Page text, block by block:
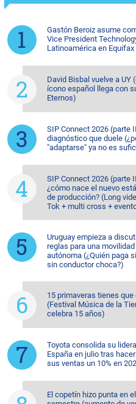
Gastón Beroiz asume
Vice President
Latinoamérica en Equifax
David Bisbal vuelve a UY
ícono español llega con
Eternos)
SIP Connect 2026 (parte
diagnóstico que duele
"adaptarse" ya no es
SIP Connect 2026 (parte
¿cómo nace el nuevo
de producción? (Long
Tok + multi cross +
Uruguay empieza a
reglas para una movilidad
autónoma (¿Quién paga
sin conductor choca?)
15 primaveras tienes que
(Festival Música de la
celebra 15 años)
Toyota consolida su
España en julio tras
sus ventas un 10% en
El copetín hizo punta en